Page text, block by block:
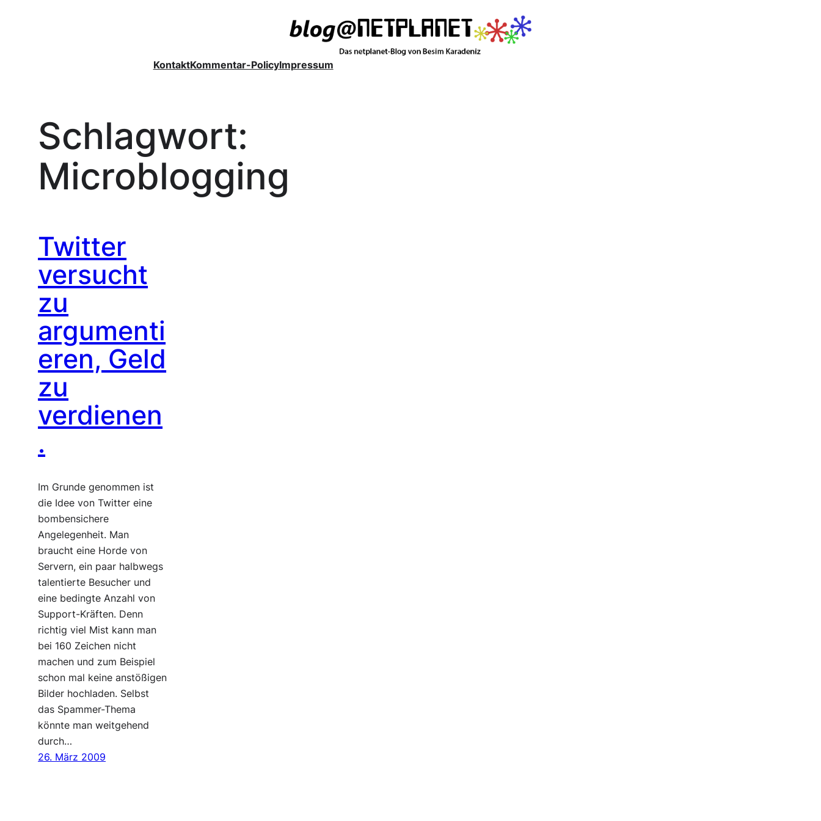
KontaktKommentar-PolicyImpressum
Schlagwort:
Microblogging
Twitter
versucht
zu
argumenti
eren, Geld
zu
verdienen
.
Im Grunde genommen ist
die Idee von Twitter eine
bombensichere
Angelegenheit. Man
braucht eine Horde von
Servern, ein paar halbwegs
talentierte Besucher und
eine bedingte Anzahl von
Support-Kräften. Denn
richtig viel Mist kann man
bei 160 Zeichen nicht
machen und zum Beispiel
schon mal keine anstößigen
Bilder hochladen. Selbst
das Spammer-Thema
könnte man weitgehend
durch…
26. März 2009